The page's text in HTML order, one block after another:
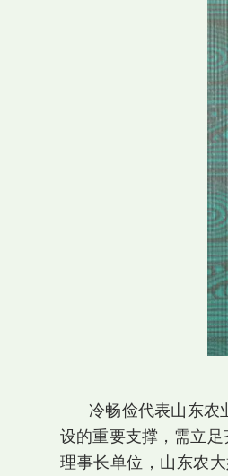
冷畅俭代表山东农
设的重要支撑，需立
理事长单位，山东农